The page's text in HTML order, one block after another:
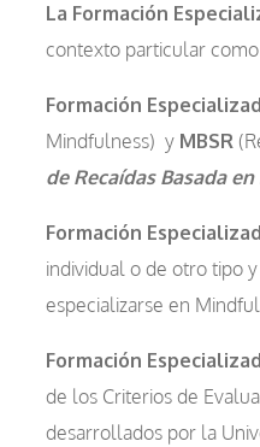
La Formación
contexto particular
Formación
Mindfulness) y MBSR
de Recaídas Basada
Formación
individual o de otro tipo
especializarse en
Formación
de los Criterios de
desarrollados por la